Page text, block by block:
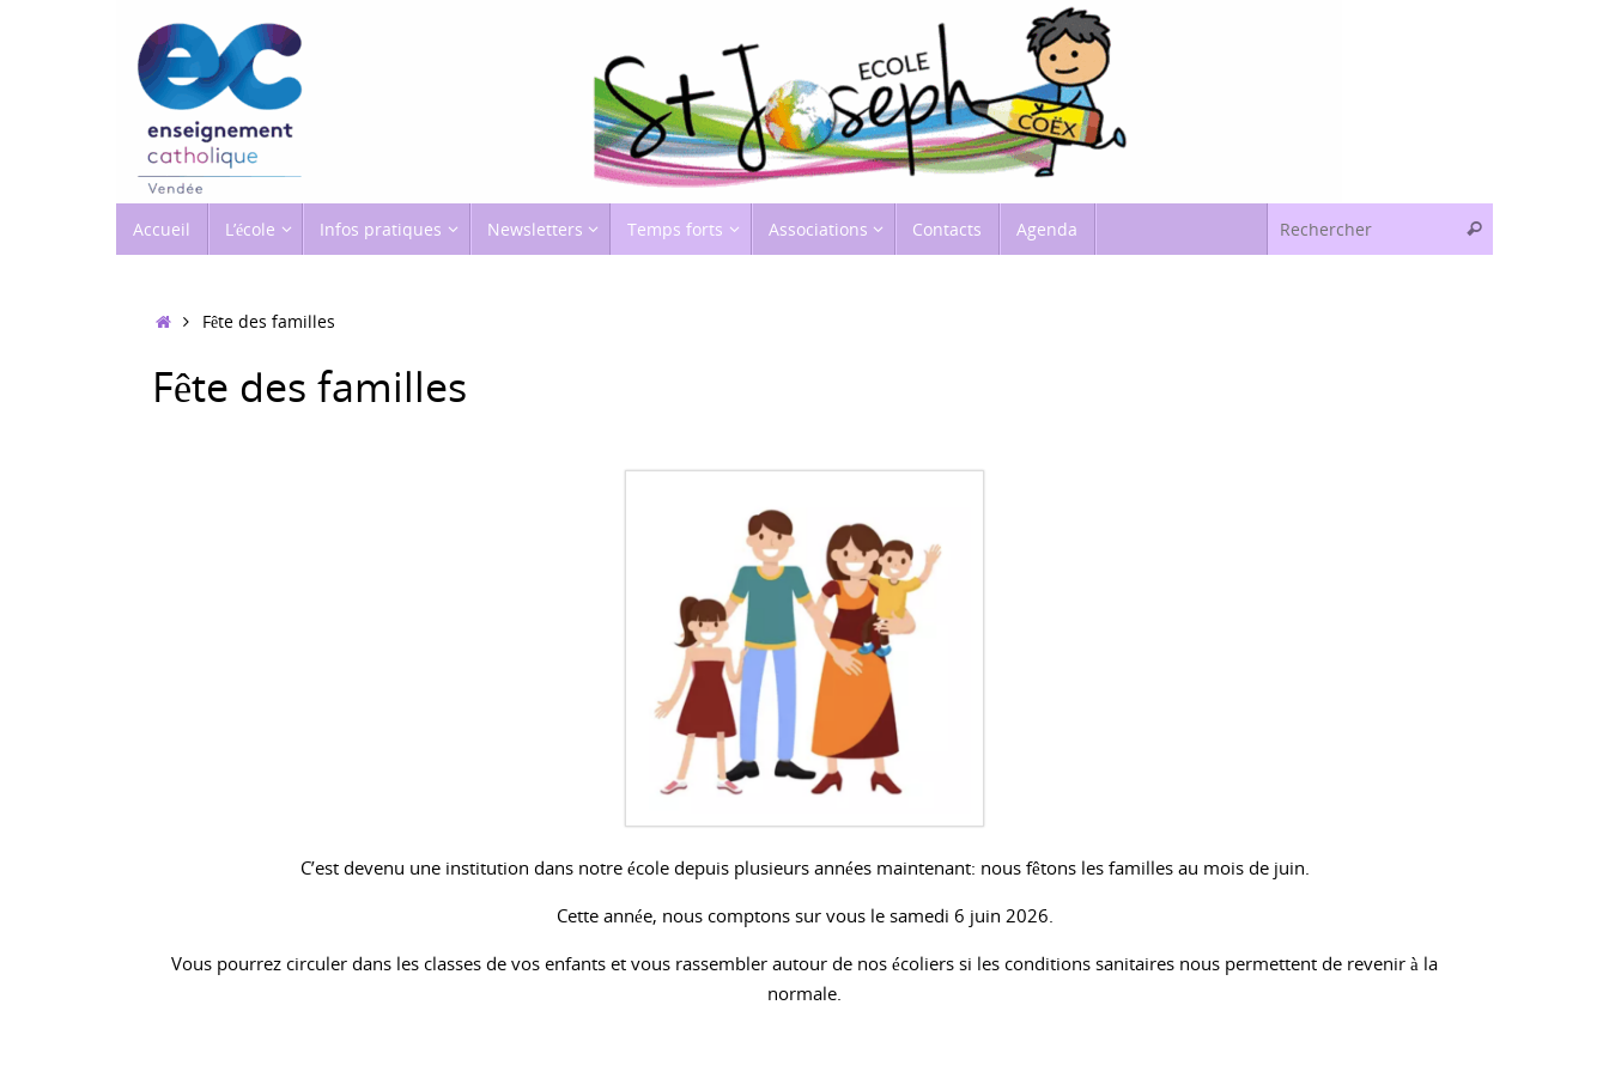
auAccueil L’école Infos pratiques Newsletters Temps forts Associations Contacts Agenda Rechercher
Accueil
Fête des familles
Fête des familles
C’est devenu une institution dans notre école depuis plusieurs années maintenant: nous fêtons les familles au mois de juin.
Cette année, nous comptons sur vous le samedi 6 juin 2026.
Vous pourrez circuler dans les classes de vos enfants et vous rassembler autour de nos écoliers si les conditions sanitaires nous permettent de revenir à la
normale.